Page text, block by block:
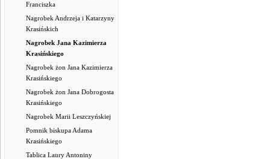
Franciszka
Nagrobek Andrzeja i Katarzyny
Krasińskich
Nagrobek Jana Kazimierza
Krasińskiego
Nagrobek żon Jana Kazimierza
Krasińskiego
Nagrobek żon Jana Dobrogosta
Krasińskiego
Nagrobek Marii Leszczyńskiej
Pomnik biskupa Adama
Krasińskiego
Tablica Laury Antoniny